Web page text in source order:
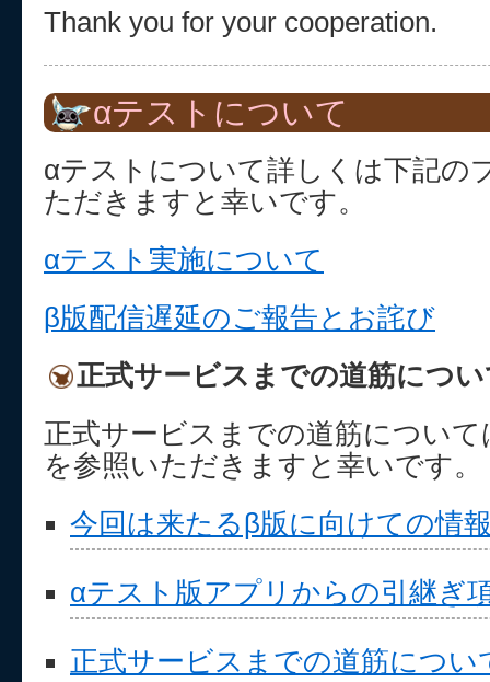
Thank you for your cooperation.
αテストについて
αテストについて詳しくは下記の
ただきますと幸いです。
αテスト実施について
β版配信遅延のご報告とお詫び
正式サービスまでの道筋につ
正式サービスまでの道筋につい
を参照いただきますと幸いです。
今回は来たるβ版に向けての情
αテスト版アプリからの引継ぎ
正式サービスまでの道筋につい